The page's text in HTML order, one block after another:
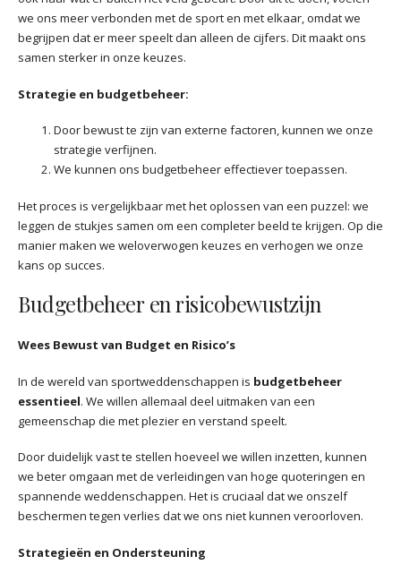
we ons meer verbonden met de sport en met elkaar, omdat we
begrijpen dat er meer speelt dan alleen de cijfers. Dit maakt ons
samen sterker in onze keuzes.
Strategie en budgetbeheer:
Door bewust te zijn van externe factoren, kunnen we onze
strategie verfijnen.
We kunnen ons budgetbeheer effectiever toepassen.
Het proces is vergelijkbaar met het oplossen van een puzzel: we
leggen de stukjes samen om een completer beeld te krijgen. Op die
manier maken we weloverwogen keuzes en verhogen we onze
kans op succes.
Budgetbeheer en risicobewustzijn
Wees Bewust van Budget en Risico’s
In de wereld van sportweddenschappen is budgetbeheer
essentieel. We willen allemaal deel uitmaken van een
gemeenschap die met plezier en verstand speelt.
Door duidelijk vast te stellen hoeveel we willen inzetten, kunnen
we beter omgaan met de verleidingen van hoge quoteringen en
spannende weddenschappen. Het is cruciaal dat we onszelf
beschermen tegen verlies dat we ons niet kunnen veroorloven.
Strategieën en Ondersteuning